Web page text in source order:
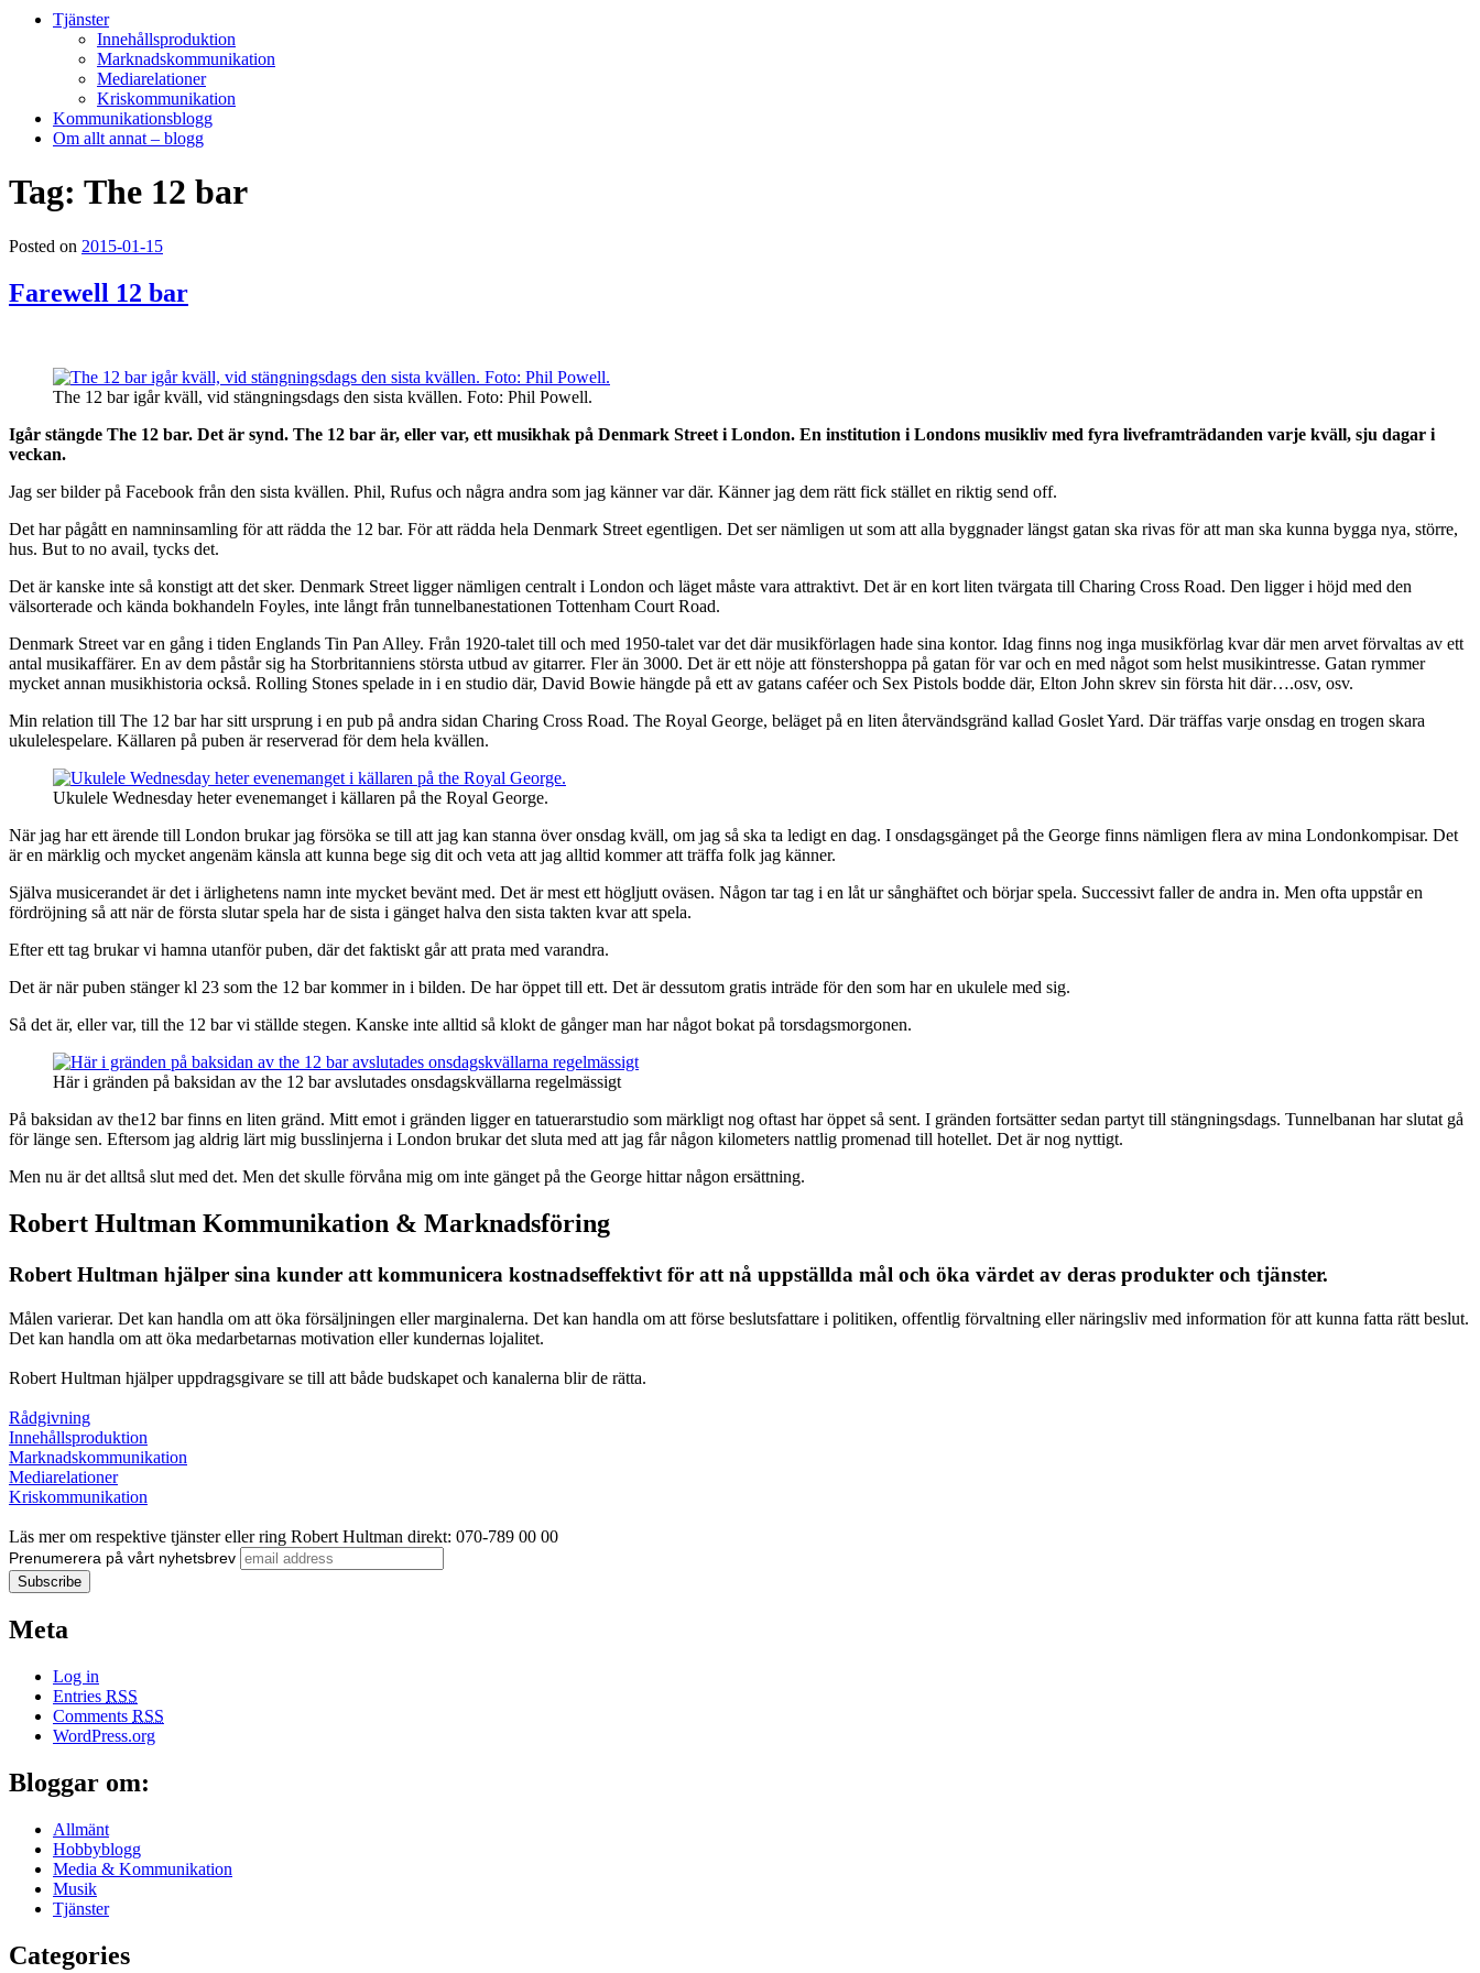
Tjänster
Innehållsproduktion
Marknadskommunikation
Mediarelationer
Kriskommunikation
Kommunikationsblogg
Om allt annat – blogg
Tag: The 12 bar
Posted on 2015-01-15
Farewell 12 bar
The 12 bar igår kväll, vid stängningsdags den sista kvällen. Foto: Phil Powell.
Igår stängde The 12 bar. Det är synd. The 12 bar är, eller var, ett musikhak på Denmark Street i London. En institution i Londons musikliv med fyra liveframträdanden varje kväll, sju dagar i
veckan.
Jag ser bilder på Facebook från den sista kvällen. Phil, Rufus och några andra som jag känner var där. Känner jag dem rätt fick stället en riktig send off.
Det har pågått en namninsamling för att rädda the 12 bar. För att rädda hela Denmark Street egentligen. Det ser nämligen ut som att alla byggnader längst gatan ska rivas för att man ska kunna bygga nya, större,
hus. But to no avail, tycks det.
Det är kanske inte så konstigt att det sker. Denmark Street ligger nämligen centralt i London och läget måste vara attraktivt. Det är en kort liten tvärgata till Charing Cross Road. Den ligger i höjd med den
välsorterade och kända bokhandeln Foyles, inte långt från tunnelbanestationen Tottenham Court Road.
Denmark Street var en gång i tiden Englands Tin Pan Alley. Från 1920-talet till och med 1950-talet var det där musikförlagen hade sina kontor. Idag finns nog inga musikförlag kvar där men arvet förvaltas av ett
antal musikaffärer. En av dem påstår sig ha Storbritanniens största utbud av gitarrer. Fler än 3000. Det är ett nöje att fönstershoppa på gatan för var och en med något som helst musikintresse. Gatan rymmer
mycket annan musikhistoria också. Rolling Stones spelade in i en studio där, David Bowie hängde på ett av gatans caféer och Sex Pistols bodde där, Elton John skrev sin första hit där….osv, osv.
Min relation till The 12 bar har sitt ursprung i en pub på andra sidan Charing Cross Road. The Royal George, beläget på en liten återvändsgränd kallad Goslet Yard. Där träffas varje onsdag en trogen skara
ukulelespelare. Källaren på puben är reserverad för dem hela kvällen.
Ukulele Wednesday heter evenemanget i källaren på the Royal George.
När jag har ett ärende till London brukar jag försöka se till att jag kan stanna över onsdag kväll, om jag så ska ta ledigt en dag. I onsdagsgänget på the George finns nämligen flera av mina Londonkompisar. Det
är en märklig och mycket angenäm känsla att kunna bege sig dit och veta att jag alltid kommer att träffa folk jag känner.
Själva musicerandet är det i ärlighetens namn inte mycket bevänt med. Det är mest ett högljutt oväsen. Någon tar tag i en låt ur sånghäftet och börjar spela. Successivt faller de andra in. Men ofta uppstår en
fördröjning så att när de första slutar spela har de sista i gänget halva den sista takten kvar att spela.
Efter ett tag brukar vi hamna utanför puben, där det faktiskt går att prata med varandra.
Det är när puben stänger kl 23 som the 12 bar kommer in i bilden. De har öppet till ett. Det är dessutom gratis inträde för den som har en ukulele med sig.
Så det är, eller var, till the 12 bar vi ställde stegen. Kanske inte alltid så klokt de gånger man har något bokat på torsdagsmorgonen.
Här i gränden på baksidan av the 12 bar avslutades onsdagskvällarna regelmässigt
På baksidan av the12 bar finns en liten gränd. Mitt emot i gränden ligger en tatuerarstudio som märkligt nog oftast har öppet så sent. I gränden fortsätter sedan partyt till stängningsdags. Tunnelbanan har slutat gå
för länge sen. Eftersom jag aldrig lärt mig busslinjerna i London brukar det sluta med att jag får någon kilometers nattlig promenad till hotellet. Det är nog nyttigt.
Men nu är det alltså slut med det. Men det skulle förvåna mig om inte gänget på the George hittar någon ersättning.
Robert Hultman Kommunikation & Marknadsföring
Robert Hultman hjälper sina kunder att kommunicera kostnadseffektivt för att nå uppställda mål och öka värdet av deras produkter och tjänster.
Målen varierar. Det kan handla om att öka försäljningen eller marginalerna. Det kan handla om att förse beslutsfattare i politiken, offentlig förvaltning eller näringsliv med information för att kunna fatta rätt beslut.
Det kan handla om att öka medarbetarnas motivation eller kundernas lojalitet.
Robert Hultman hjälper uppdragsgivare se till att både budskapet och kanalerna blir de rätta.
Rådgivning
Innehållsproduktion
Marknadskommunikation
Mediarelationer
Kriskommunikation
Läs mer om respektive tjänster eller ring Robert Hultman direkt: 070-789 00 00
Prenumerera på vårt nyhetsbrev
Meta
Log in
Entries RSS
Comments RSS
WordPress.org
Bloggar om:
Allmänt
Hobbyblogg
Media & Kommunikation
Musik
Tjänster
Categories